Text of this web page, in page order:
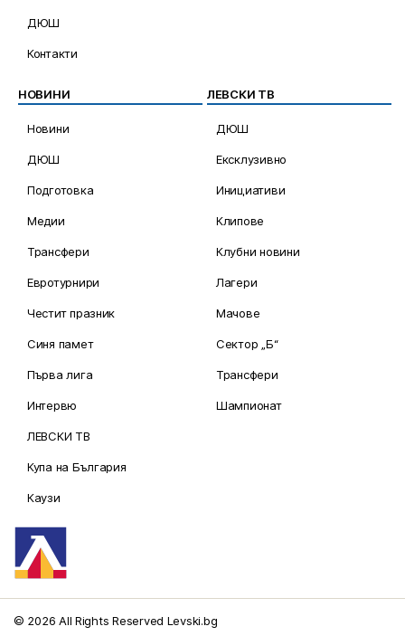
ДЮШ
Контакти
НОВИНИ
Новини
ДЮШ
Подготовка
Медии
Трансфери
Евротурнири
Честит празник
Синя памет
Първа лига
Интервю
ЛЕВСКИ ТВ
Купа на България
Каузи
ЛЕВСКИ ТВ
ДЮШ
Ексклузивно
Инициативи
Клипове
Клубни новини
Лагери
Мачове
Сектор „Б“
Трансфери
Шампионат
© 2026 All Rights Reserved Levski.bg